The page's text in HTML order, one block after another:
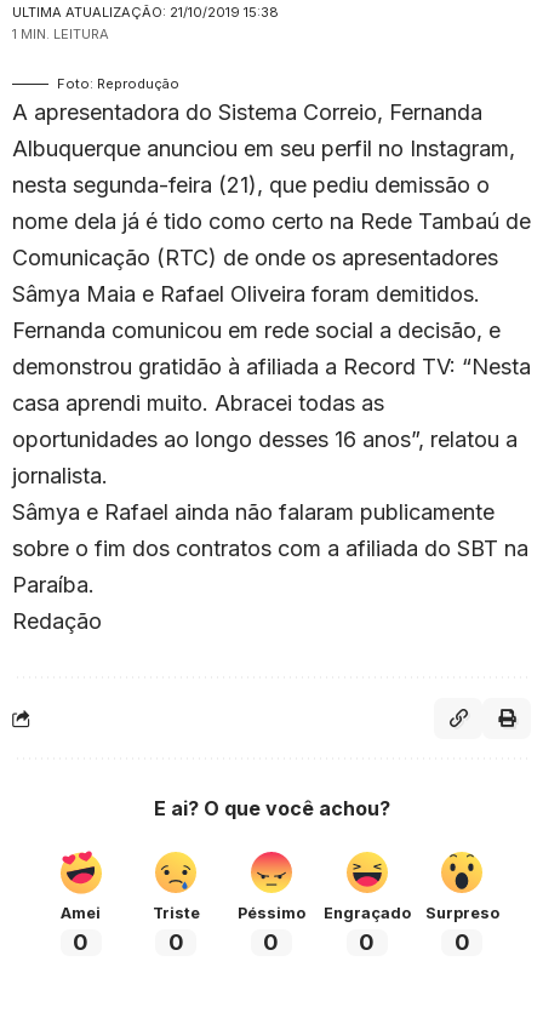
ULTIMA ATUALIZAÇÃO: 21/10/2019 15:38
1 MIN. LEITURA
Foto: Reprodução
A apresentadora do Sistema Correio, Fernanda
Albuquerque anunciou em seu perfil no Instagram,
nesta segunda-feira (21), que pediu demissão o
nome dela já é tido como certo na Rede Tambaú de
Comunicação (RTC) de onde os apresentadores
Sâmya Maia e Rafael Oliveira foram demitidos.
Fernanda comunicou em rede social a decisão, e
demonstrou gratidão à afiliada a Record TV: “Nesta
casa aprendi muito. Abracei todas as
oportunidades ao longo desses 16 anos”, relatou a
jornalista.
Sâmya e Rafael ainda não falaram publicamente
sobre o fim dos contratos com a afiliada do SBT na
Paraíba.
Redação
E ai? O que você achou?
Amei
0
Triste
0
Péssimo
0
Engraçado
0
Surpreso
0